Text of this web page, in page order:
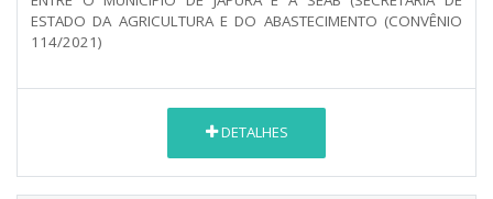
ESTADO DA AGRICULTURA E DO ABASTECIMENTO (CONVÊNIO
114/2021)
DETALHES